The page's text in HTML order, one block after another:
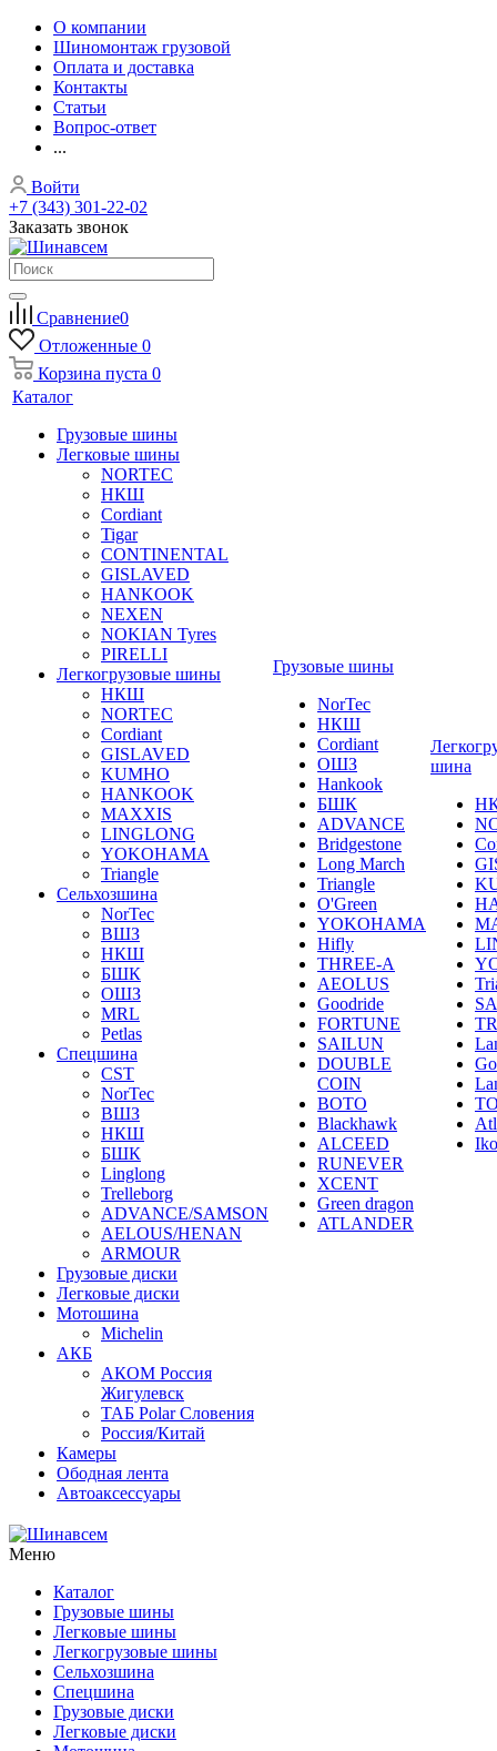
О компании
Шиномонтаж грузовой
Оплата и доставка
Контакты
Статьи
Вопрос-ответ
...
Войти
+7 (343) 301-22-02
Заказать звонок
Сравнение0
Отложенные 0
Корзина пуста 0
Каталог
Грузовые шины
Легковые шины
NORTEС
НКШ
Cordiant
Tigar
CONTINENTAL
GISLAVED
HANKOOK
NEXEN
NOKIAN Tyres
PIRELLI
Легкогрузовые шины
НКШ
NORTEС
Cordiant
GISLAVED
KUMHO
HANKOOK
MAXXIS
LINGLONG
YOKOHAMA
Triangle
Сельхозшина
NorTec
ВШЗ
НКШ
БШК
ОШЗ
MRL
Petlas
Спецшина
CST
NorTec
ВШЗ
НКШ
БШК
Linglong
Trelleborg
ADVANCE/SAMSON
AELOUS/HENAN
ARMOUR
Грузовые диски
Легковые диски
Мотошина
Michelin
АКБ
АКОМ Россия
Жигулевск
ТАБ Polar Словения
Россия/Китай
Камеры
Ободная лента
Автоаксессуары
Грузовые шины
NorTec
НКШ
Cordiant
ОШЗ
Hankook
БШК
ADVANCE
Bridgestone
Long March
Triangle
O'Green
YOKOHAMA
Hifly
THREE-A
AEOLUS
Goodride
FORTUNE
SAILUN
DOUBLE
COIN
BOTO
Blackhawk
ALCEED
RUNEVER
XCENT
Green dragon
ATLANDER
шина
Меню
Каталог
Грузовые шины
Легковые шины
Легкогрузовые шины
Сельхозшина
Спецшина
Грузовые диски
Легковые диски